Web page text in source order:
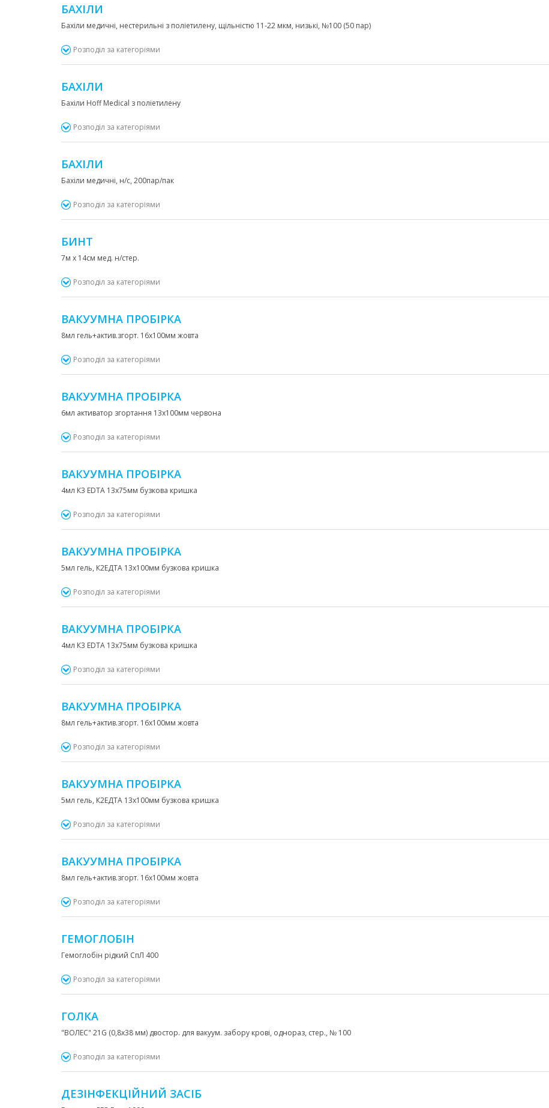
БАХІЛИ
Бахіли медичні, нестерильні з поліетилену, щільністю 11-22 мкм, низькі, №100 (50 пар)
Розподіл за категоріями
БАХІЛИ
Бахіли Hoff Medical з поліетилену
Розподіл за категоріями
БАХІЛИ
Бахіли медичні, н/с, 200пар/пак
Розподіл за категоріями
БИНТ
7м х 14см мед. н/стер.
Розподіл за категоріями
ВАКУУМНА ПРОБІРКА
8мл гель+актив.згорт. 16х100мм жовта
Розподіл за категоріями
ВАКУУМНА ПРОБІРКА
6мл активатор згортання 13х100мм червона
Розподіл за категоріями
ВАКУУМНА ПРОБІРКА
4мл К3 ЕDTA 13х75мм бузкова кришка
Розподіл за категоріями
ВАКУУМНА ПРОБІРКА
5мл гель, К2ЕДТА 13х100мм бузкова кришка
Розподіл за категоріями
ВАКУУМНА ПРОБІРКА
4мл К3 ЕDTA 13х75мм бузкова кришка
Розподіл за категоріями
ВАКУУМНА ПРОБІРКА
8мл гель+актив.згорт. 16х100мм жовта
Розподіл за категоріями
ВАКУУМНА ПРОБІРКА
5мл гель, К2ЕДТА 13х100мм бузкова кришка
Розподіл за категоріями
ВАКУУМНА ПРОБІРКА
8мл гель+актив.згорт. 16х100мм жовта
Розподіл за категоріями
ГЕМОГЛОБІН
Гемоглобін рідкий СпЛ 400
Розподіл за категоріями
ГОЛКА
"ВОЛЕС" 21G (0,8х38 мм) двостор. для вакуум. забору крові, однораз, стер., № 100
Розподіл за категоріями
ДЕЗІНФЕКЦІЙНИЙ ЗАСІБ